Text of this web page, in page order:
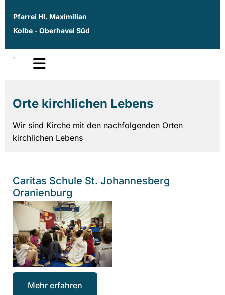
Pfarrei Hl. Maximilian
Kolbe - Oberhavel Süd
Orte kirchlichen Lebens
Wir sind Kirche mit den nachfolgenden Orten
kirchlichen Lebens
Caritas Schule St. Johannesberg
Oranienburg
Mehr erfahren